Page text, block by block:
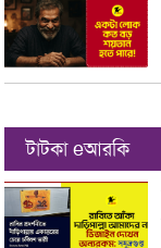
টাটকা eআরকি